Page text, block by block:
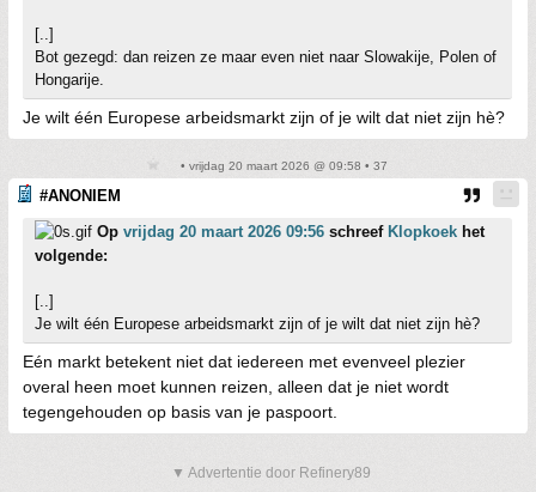
[..]
Bot gezegd: dan reizen ze maar even niet naar Slowakije, Polen of
Hongarije.
Je wilt één Europese arbeidsmarkt zijn of je wilt dat niet zijn hè?
• vrijdag 20 maart 2026 @ 09:58 • 37
#ANONIEM
Op vrijdag 20 maart 2026 09:56 schreef Klopkoek het
volgende:
[..]
Je wilt één Europese arbeidsmarkt zijn of je wilt dat niet zijn hè?
Eén markt betekent niet dat iedereen met evenveel plezier
overal heen moet kunnen reizen, alleen dat je niet wordt
tegengehouden op basis van je paspoort.
▼ Advertentie door Refinery89